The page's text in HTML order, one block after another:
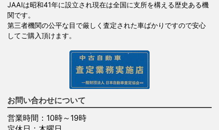
JAAIは昭和41年に設立され現在は全国に支所を構える歴史ある機
関です。
第三者機関の公平な目で厳しく査定された車ばかりですので安心
してご購入頂けます。
お問い合わせについて
営業時間：10時～19時